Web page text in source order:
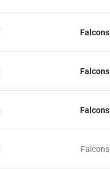
Falcons
Falcons
Falcons
Falcons